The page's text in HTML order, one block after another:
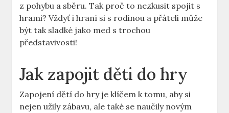
z pohybu a sběru. Tak proč to nezkusit spojit s
hrami? Vždyť i hraní si s rodinou a přáteli může
být tak sladké jako med s trochou
představivosti!
Jak zapojit děti do hry
Zapojení dětí do hry je klíčem k tomu, aby si
nejen užily zábavu, ale také se naučily novým